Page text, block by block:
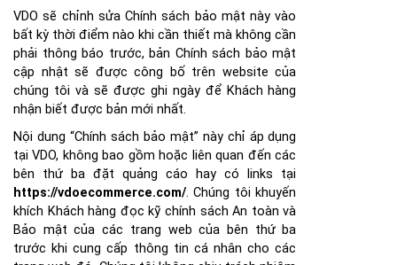
VDO sẽ chỉnh sửa Chính sách bảo mật này vào
bất kỳ thời điểm nào khi cần thiết mà không cần
phải thông báo trước, bản Chính sách bảo mật
cập nhật sẽ được công bố trên website của
chúng tôi và sẽ được ghi ngày để Khách hàng
nhận biết được bản mới nhất.
Nội dung “Chính sách bảo mật” này chỉ áp dụng
tại VDO, không bao gồm hoặc liên quan đến các
bên thứ ba đặt quảng cáo hay có links tại
https://vdoecommerce.com/. Chúng tôi khuyến
khích Khách hàng đọc kỹ chính sách An toàn và
Bảo mật của các trang web của bên thứ ba
trước khi cung cấp thông tin cá nhân cho các